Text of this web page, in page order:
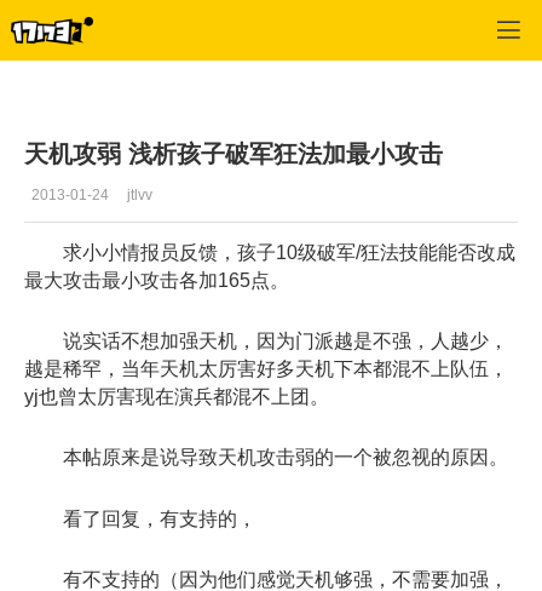
天机攻弱 浅析孩子破军狂法加最小攻击
2013-01-24 jtlvv
求小小情报员反馈，孩子10级破军/狂法技能能否改成
最大攻击最小攻击各加165点。
说实话不想加强天机，因为门派越是不强，人越少，
越是稀罕，当年天机太厉害好多天机下本都混不上队伍，
yj也曾太厉害现在演兵都混不上团。
本帖原来是说导致天机攻击弱的一个被忽视的原因。
看了回复，有支持的，
有不支持的（因为他们感觉天机够强，不需要加强，